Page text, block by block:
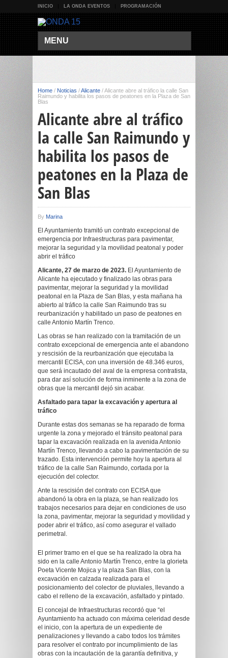
INICIO LA ONDA EVENTOS PROGRAMACIÓN
MENU
Home / Noticias /Alicante /Alicante abre al tráfico la calle San
Raimundo y habilita los pasos de peatones en la Plaza de San
Blas
Alicante abre al tráfico
la calle San Raimundo y
habilita los pasos de
peatones en la Plaza de
San Blas
By Marina
El Ayuntamiento tramitó un contrato excepcional de
emergencia por Infraestructuras para pavimentar,
mejorar la seguridad y la movilidad peatonal y poder
abrir el tráfico
Alicante, 27 de marzo de 2023. El Ayuntamiento de
Alicante ha ejecutado y finalizado las obras para
pavimentar, mejorar la seguridad y la movilidad
peatonal en la Plaza de San Blas, y esta mañana ha
abierto al tráfico la calle San Raimundo tras su
reurbanización y habilitado un paso de peatones en
calle Antonio Martín Trenco.
Las obras se han realizado con la tramitación de un
contrato excepcional de emergencia ante el abandono
y rescisión de la reurbanización que ejecutaba la
mercantil ECISA, con una inversión de 48.346 euros,
que será incautado del aval de la empresa contratista,
para dar así solución de forma inminente a la zona de
obras que la mercantil dejó sin acabar.
Asfaltado para tapar la excavación y apertura al
tráfico
Durante estas dos semanas se ha reparado de forma
urgente la zona y mejorado el tránsito peatonal para
tapar la excavación realizada en la avenida Antonio
Martín Trenco, llevando a cabo la pavimentación de su
trazado. Esta intervención permite hoy la apertura al
tráfico de la calle San Raimundo, cortada por la
ejecución del colector.
Ante la rescisión del contrato con ECISA que
abandonó la obra en la plaza, se han realizado los
trabajos necesarios para dejar en condiciones de uso
la zona, pavimentar, mejorar la seguridad y movilidad y
poder abrir el tráfico, así como asegurar el vallado
perimetral.
El primer tramo en el que se ha realizado la obra ha
sido en la calle Antonio Martín Trenco, entre la glorieta
Poeta Vicente Mojica y la plaza San Blas, con la
excavación en calzada realizada para el
posicionamiento del colector de pluviales, llevando a
cabo el relleno de la excavación, asfaltado y pintado.
El concejal de Infraestructuras recordó que “el
Ayuntamiento ha actuado con máxima celeridad desde
el inicio, con la apertura de un expediente de
penalizaciones y llevando a cabo todos los trámites
para resolver el contrato por incumplimiento de las
obras con la incautación de la garantía definitiva, y